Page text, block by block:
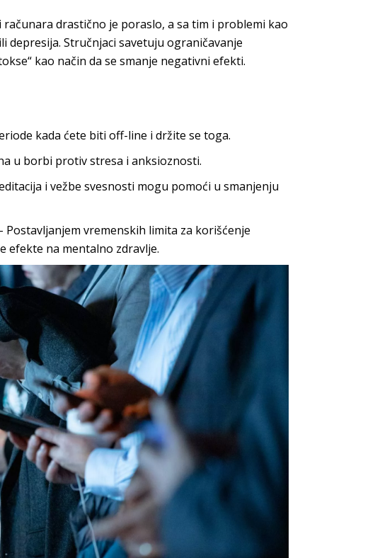
drastično je poraslo, a sa tim i problemi kao
depresija. Stručnjaci savetuju ograničavanje
kao način da se smanje negativni efekti.
kada ćete biti off-line i držite se toga.
u borbi protiv stresa i anksioznosti.
i vežbe svesnosti mogu pomoći u smanjenju
Postavljanjem vremenskih limita za korišćenje
efekte na mentalno zdravlje.